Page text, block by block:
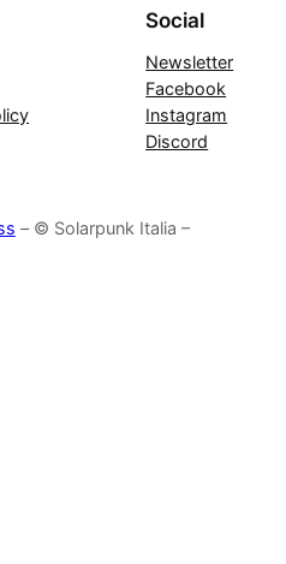
Social
Newsletter
Facebook
Instagram
Discord
– © Solarpunk Italia –